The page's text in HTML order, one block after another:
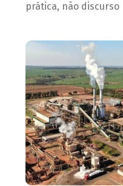
prática, não discurso